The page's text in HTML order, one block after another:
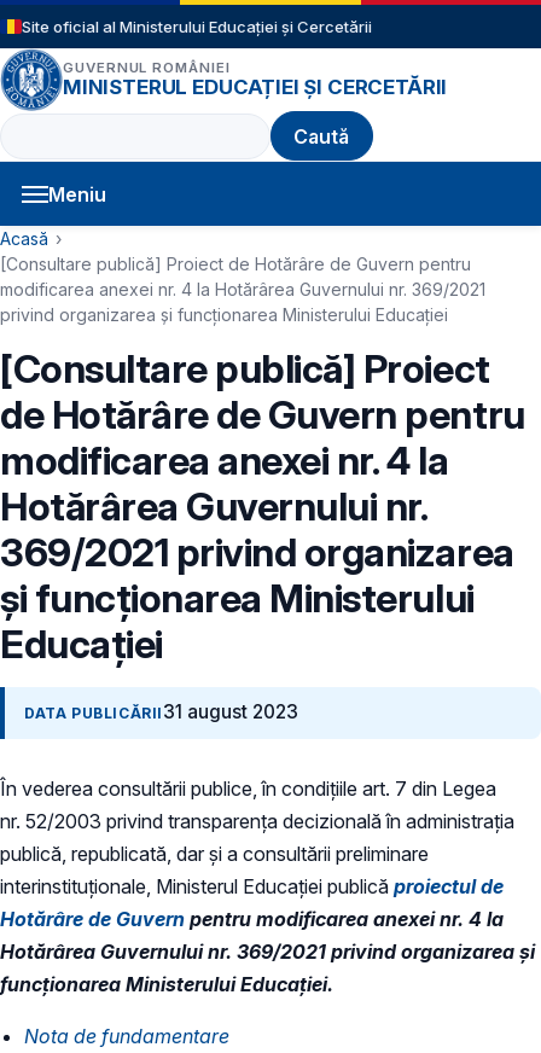
Sari la conținutul principal
Site oficial al Ministerului Educației și Cercetării
GUVERNUL ROMÂNIEI
MINISTERUL EDUCAȚIEI ȘI CERCETĂRII
Caută
Meniu
Navigație principală
Cale de navigare
Acasă
[Consultare publică] Proiect de Hotărâre de Guvern pentru
modificarea anexei nr. 4 la Hotărârea Guvernului nr. 369/2021
privind organizarea şi funcţionarea Ministerului Educaţiei
[Consultare publică] Proiect
de Hotărâre de Guvern pentru
modificarea anexei nr. 4 la
Hotărârea Guvernului nr.
369/2021 privind organizarea
şi funcţionarea Ministerului
Educaţiei
DATA PUBLICĂRII 31 august 2023
În vederea consultării publice, în condiţiile art. 7 din Legea
nr. 52/2003 privind transparenţa decizională în administraţia
publică, republicată, dar și a consultării preliminare
interinstituționale, Ministerul Educaţiei publică proiectul de
Hotărâre de Guvern pentru modificarea anexei nr. 4 la
Hotărârea Guvernului nr. 369/2021 privind organizarea şi
funcţionarea Ministerului Educaţiei.
Nota de fundamentare